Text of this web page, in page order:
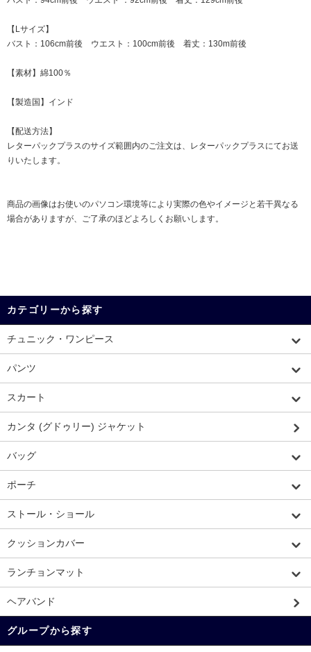
【Lサイズ】
バスト：106cm前後 ウエスト：100cm前後 着丈：130m前後
【素材】綿100％
【製造国】インド
【配送方法】
レターパックプラスのサイズ範囲内のご注文は、レターパックプラスにてお送
りいたします。
商品の画像はお使いのパソコン環境等により実際の色やイメージと若干異なる
場合がありますが、ご了承のほどよろしくお願いします。
カテゴリーから探す
チュニック・ワンピース
パンツ
スカート
カンタ (グドゥリー) ジャケット
バッグ
ポーチ
ストール・ショール
クッションカバー
ランチョンマット
ヘアバンド
グループから探す